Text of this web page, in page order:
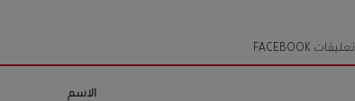
تعليقات FACEBOOK
الاسم